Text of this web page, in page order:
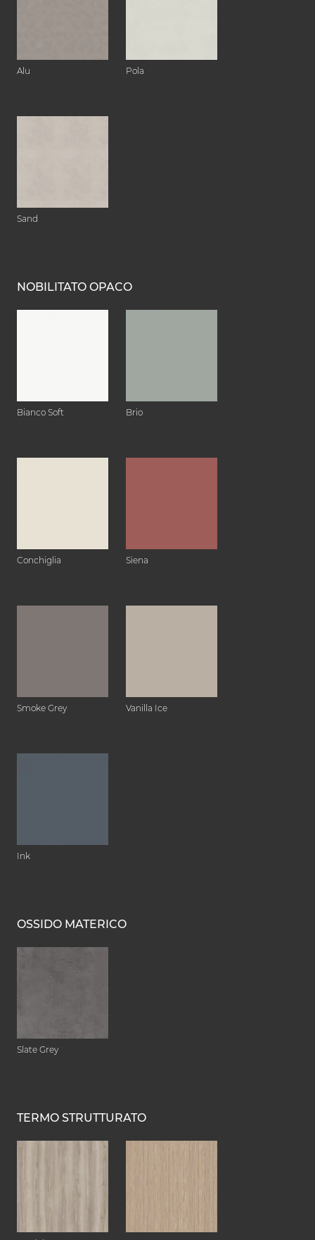
Alu Pola
Sand
NOBILITATO OPACO
Bianco Soft Brio
Conchiglia Siena
Smoke Grey Vanilla Ice
Ink
OSSIDO MATERICO
Slate Grey
TERMO STRUTTURATO